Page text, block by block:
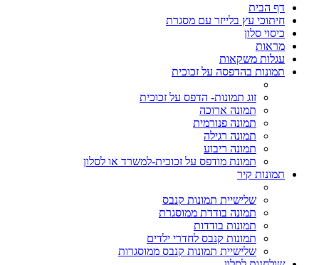
דף הבית
חיתוכי עץ בלייזר עם מסגרת
כיסוי סלון
מראות
עגלות משקאות
תמונות בהדפסה על זכוכית
זוג תמונות- הדפס על זכוכית
תמונה ארוכה
תמונה פנורמית
תמונה רגילה
תמונה ריבוע
תמונת מודפס על זכוכית-למשרד או לסלון
תמונות קיר
שלישיית תמונות קנבס
תמונה בודדת ממוסגרת
תמונות בודדות
תמונות קנבס לחדרי ילדים
שלישיית תמונות קנבס ממוסגרות